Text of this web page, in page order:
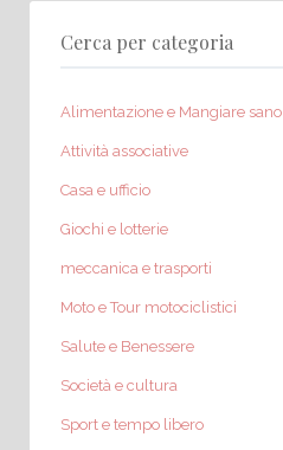
Cerca per categoria
Alimentazione e Mangiare sano
Attività associative
Casa e ufficio
Giochi e lotterie
meccanica e trasporti
Moto e Tour motociclistici
Salute e Benessere
Società e cultura
Sport e tempo libero